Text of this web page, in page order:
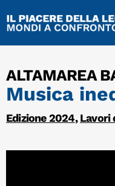
ALTAMAREA
Musica
Edizione 2024,Lavori